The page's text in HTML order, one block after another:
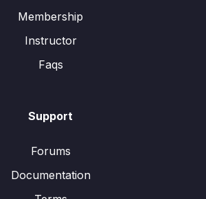
Membership
Instructor
Faqs
Support
Forums
Documentation